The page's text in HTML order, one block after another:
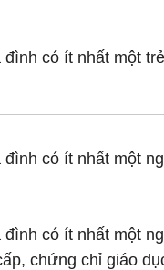
đình có ít nhất một
đình có ít nhất một
đình có ít nhất một
chứng chỉ giáo